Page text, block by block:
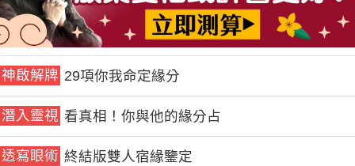
神啟解牌 29項你我命定緣分
潛入靈視 看真相！你與他的緣分占
透寫眼術 終結版雙人宿緣鑒定